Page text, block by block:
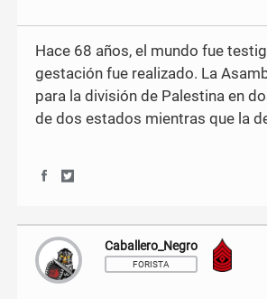
a
e
b
o
k
w
t
t
r
Hace 68 años, el mundo fue
gestación fue realizado. La
para la división de Palestina en
de dos estados mientras que la
S
e
o
n
S
e
o
n
Caballero_Negro
FORISTA